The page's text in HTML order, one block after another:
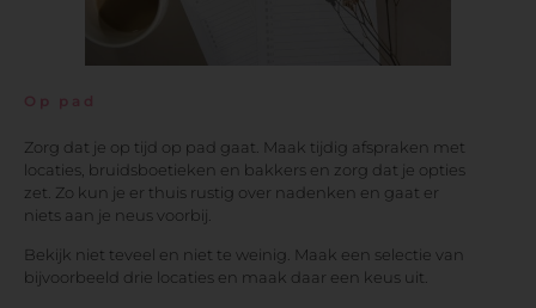
Op pad
Zorg dat je op tijd op pad gaat. Maak tijdig afspraken met
locaties, bruidsboetieken en bakkers en zorg dat je opties
zet. Zo kun je er thuis rustig over nadenken en gaat er
niets aan je neus voorbij.
Bekijk niet teveel en niet te weinig. Maak een selectie van
bijvoorbeeld drie locaties en maak daar een keus uit.